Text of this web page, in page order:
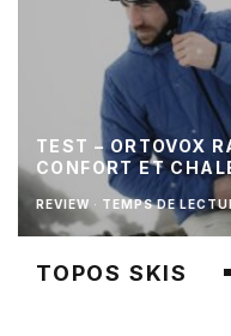
TEST – ORTOVOX
CONFORT ET
REVIEW · TEMPS DE
TOPOS SKIS